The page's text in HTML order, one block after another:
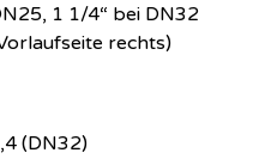
1 1/4“ bei DN32
rechts)
(DN32)